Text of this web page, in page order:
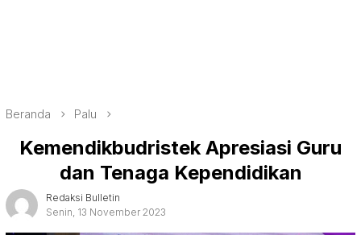
Beranda Palu
Kemendikbudristek Apresiasi Guru
dan Tenaga Kependidikan
Redaksi Bulletin
Senin, 13 November 2023